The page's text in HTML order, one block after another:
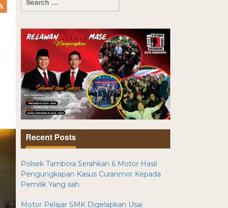
Recent Posts
Polsek Tambora Serahkan 6 Motor Hasil
Pengungkapan Kasus Curanmor Kepada
Pemilik Yang sah
Motor Pelajar SMK Digelapkan Usai